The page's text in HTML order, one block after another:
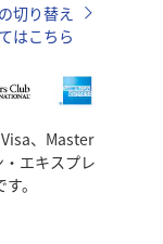
切り替え
はこちら
、Master
エキスプレ
。